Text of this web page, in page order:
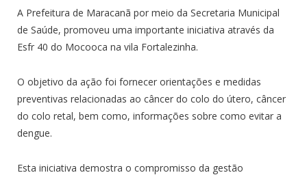
A Prefeitura de Maracanã por meio da Secretaria Municipal
de Saúde, promoveu uma importante iniciativa através da
Esfr 40 do Mocooca na vila Fortalezinha.
O objetivo da ação foi fornecer orientações e medidas
preventivas relacionadas ao câncer do colo do útero, câncer
do colo retal, bem como, informações sobre como evitar a
dengue.
Esta iniciativa demostra o compromisso da gestão